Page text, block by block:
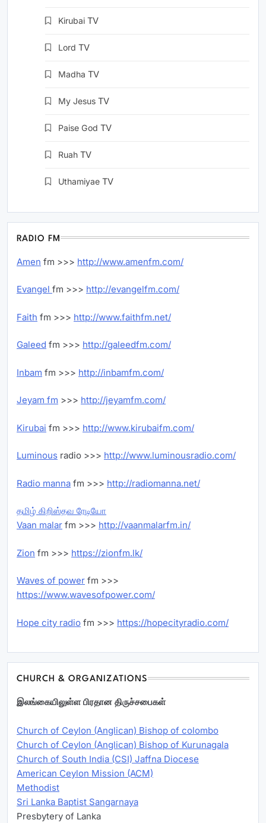
Kirubai TV
Lord TV
Madha TV
My Jesus TV
Paise God TV
Ruah TV
Uthamiyae TV
RADIO FM
Amen fm >>> http://www.amenfm.com/
Evangel fm >>> http://evangelfm.com/
Faith fm >>> http://www.faithfm.net/
Galeed fm >>> http://galeedfm.com/
Inbam fm >>> http://inbamfm.com/
Jeyam fm >>> http://jeyamfm.com/
Kirubai fm >>> http://www.kirubaifm.com/
Luminous radio >>> http://www.luminousradio.com/
Radio manna fm >>> http://radiomanna.net/
தமிழ் கிறிஸ்தவ ரேடியோ
Vaan malar fm >>> http://vaanmalarfm.in/
Zion fm >>> https://zionfm.lk/
Waves of power fm >>>
https://www.wavesofpower.com/
Hope city radio fm >>> https://hopecityradio.com/
CHURCH & ORGANIZATIONS
இலங்கையிலுள்ள பிரதான திருச்சபைகள்
Church of Ceylon (Anglican) Bishop of colombo
Church of Ceylon (Anglican) Bishop of Kurunagala
Church of South India (CSI) Jaffna Diocese
American Ceylon Mission (ACM)
Methodist
Sri Lanka Baptist Sangarnaya
Presbytery of Lanka